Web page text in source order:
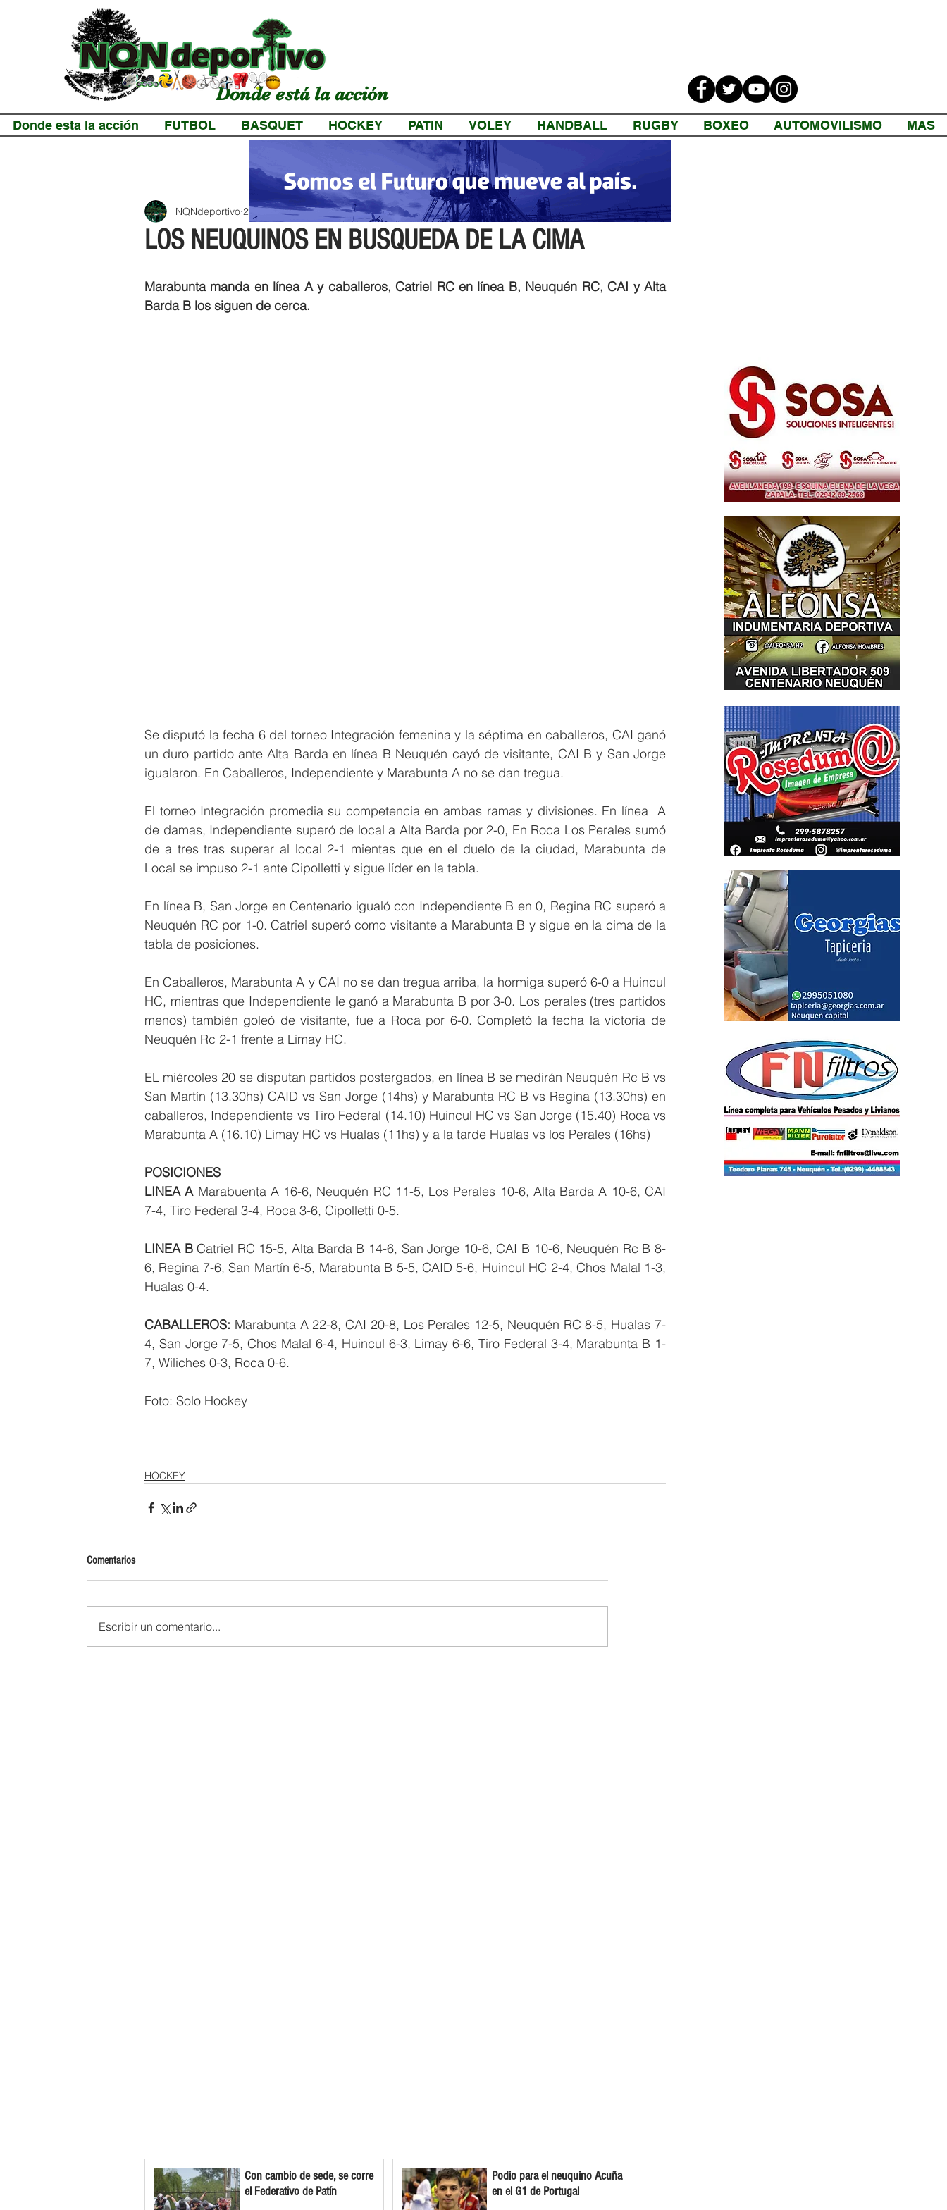
Donde está la acción
Donde esta la acción FUTBOL BASQUET HOCKEY PATIN VOLEY HANDBALL RUGBY BOXEO AUTOMOVILISMO MAS
LOS NEUQUINOS EN BUSQUEDA DE LA CIMA
NQNdeportivo 2 min de lectura
Marabunta manda en línea A y caballeros, Catriel RC en línea B, Neuquén RC, CAI y Alta
Barda B los siguen de cerca.
Se disputó la fecha 6 del torneo Integración femenina y la séptima en caballeros, CAI ganó
un duro partido ante Alta Barda en línea B Neuquén cayó de visitante, CAI B y San Jorge
igualaron. En Caballeros, Independiente y Marabunta A no se dan tregua.
El torneo Integración promedia su competencia en ambas ramas y divisiones. En línea  A
de damas, Independiente superó de local a Alta Barda por 2-0, En Roca Los Perales sumó
de a tres tras superar al local 2-1 mientas que en el duelo de la ciudad, Marabunta de
Local se impuso 2-1 ante Cipolletti y sigue líder en la tabla.
En línea B, San Jorge en Centenario igualó con Independiente B en 0, Regina RC superó a
Neuquén RC por 1-0. Catriel superó como visitante a Marabunta B y sigue en la cima de la
tabla de posiciones.
En Caballeros, Marabunta A y CAI no se dan tregua arriba, la hormiga superó 6-0 a Huincul
HC, mientras que Independiente le ganó a Marabunta B por 3-0. Los perales (tres partidos
menos) también goleó de visitante, fue a Roca por 6-0. Completó la fecha la victoria de
Neuquén Rc 2-1 frente a Limay HC.
EL miércoles 20 se disputan partidos postergados, en línea B se medirán Neuquén Rc B vs
San Martín (13.30hs) CAID vs San Jorge (14hs) y Marabunta RC B vs Regina (13.30hs) en
caballeros, Independiente vs Tiro Federal (14.10) Huincul HC vs San Jorge (15.40) Roca vs
Marabunta A (16.10) Limay HC vs Hualas (11hs) y a la tarde Hualas vs los Perales (16hs)
POSICIONES
LINEA A Marabuenta A 16-6, Neuquén RC 11-5, Los Perales 10-6, Alta Barda A 10-6, CAI
7-4, Tiro Federal 3-4, Roca 3-6, Cipolletti 0-5.
LINEA B Catriel RC 15-5, Alta Barda B 14-6, San Jorge 10-6, CAI B 10-6, Neuquén Rc B 8-
6, Regina 7-6, San Martín 6-5, Marabunta B 5-5, CAID 5-6, Huincul HC 2-4, Chos Malal 1-3,
Hualas 0-4.
CABALLEROS: Marabunta A 22-8, CAI 20-8, Los Perales 12-5, Neuquén RC 8-5, Hualas 7-
4, San Jorge 7-5, Chos Malal 6-4, Huincul 6-3, Limay 6-6, Tiro Federal 3-4, Marabunta B 1-
7, Wiliches 0-3, Roca 0-6.
Foto: Solo Hockey
HOCKEY
Comentarios
Escribir un comentario...
Con cambio de sede, se corre
el Federativo de Patín
Podio para el neuquino Acuña
en el G1 de Portugal